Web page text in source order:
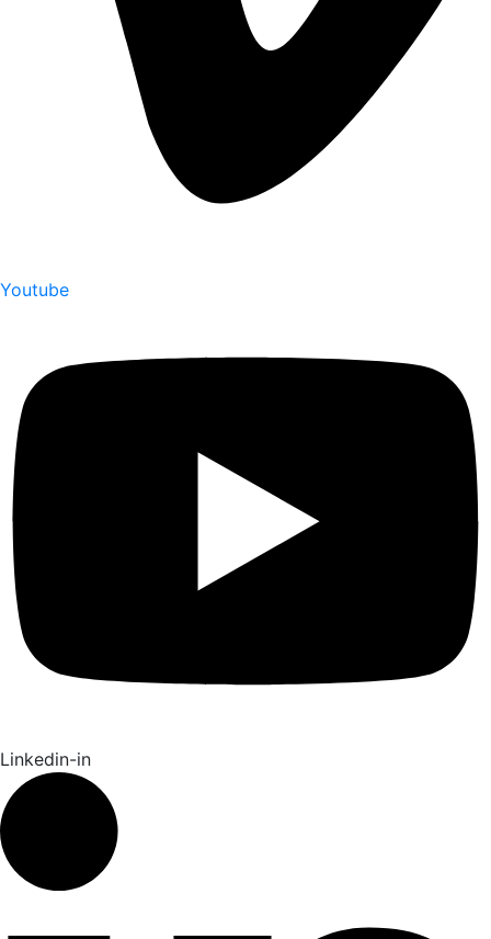
Youtube
Linkedin-in